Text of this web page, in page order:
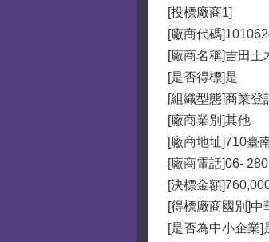
[投標廠商1]
[廠商代碼
[廠商名稱]吉田土
[是否得標]是
[組織型態]商業登
[廠商業別]其他
[廠商地址]710臺
[廠商電話]06-
[決標金額
[得標廠商國別]
[是否為中小企業]